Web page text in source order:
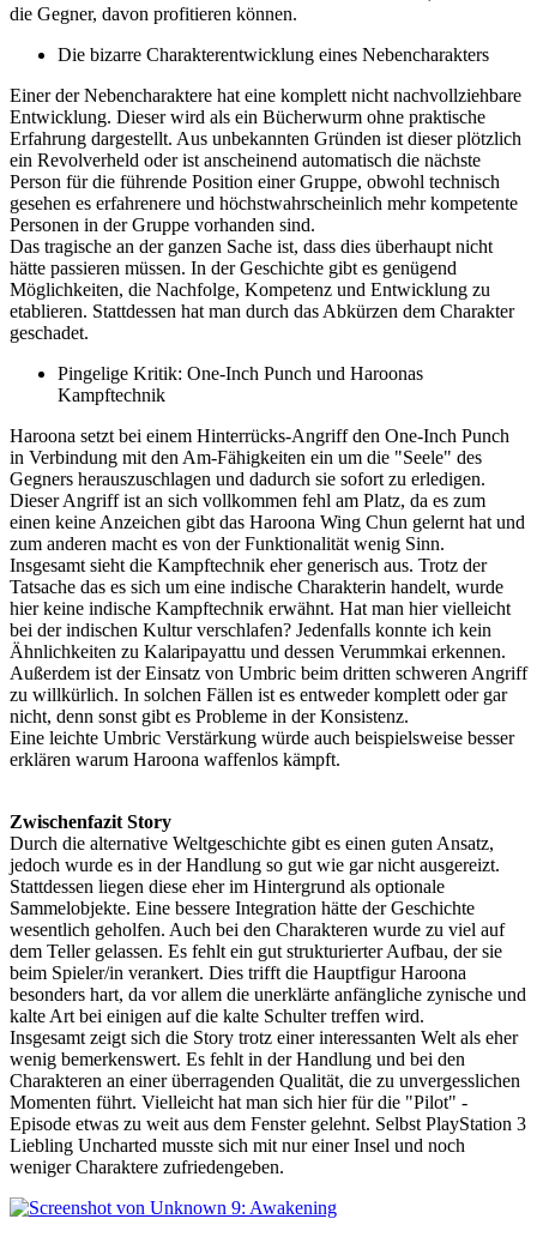
die Gegner, davon profitieren können.
Die bizarre Charakterentwicklung eines Nebencharakters
Einer der Nebencharaktere hat eine komplett nicht nachvollziehbare
Entwicklung. Dieser wird als ein Bücherwurm ohne praktische
Erfahrung dargestellt. Aus unbekannten Gründen ist dieser plötzlich
ein Revolverheld oder ist anscheinend automatisch die nächste
Person für die führende Position einer Gruppe, obwohl technisch
gesehen es erfahrenere und höchstwahrscheinlich mehr kompetente
Personen in der Gruppe vorhanden sind.
Das tragische an der ganzen Sache ist, dass dies überhaupt nicht
hätte passieren müssen. In der Geschichte gibt es genügend
Möglichkeiten, die Nachfolge, Kompetenz und Entwicklung zu
etablieren. Stattdessen hat man durch das Abkürzen dem Charakter
geschadet.
Pingelige Kritik: One-Inch Punch und Haroonas
Kampftechnik
Haroona setzt bei einem Hinterrücks-Angriff den One-Inch Punch
in Verbindung mit den Am-Fähigkeiten ein um die "Seele" des
Gegners herauszuschlagen und dadurch sie sofort zu erledigen.
Dieser Angriff ist an sich vollkommen fehl am Platz, da es zum
einen keine Anzeichen gibt das Haroona Wing Chun gelernt hat und
zum anderen macht es von der Funktionalität wenig Sinn.
Insgesamt sieht die Kampftechnik eher generisch aus. Trotz der
Tatsache das es sich um eine indische Charakterin handelt, wurde
hier keine indische Kampftechnik erwähnt. Hat man hier vielleicht
bei der indischen Kultur verschlafen? Jedenfalls konnte ich kein
Ähnlichkeiten zu Kalaripayattu und dessen Verummkai erkennen.
Außerdem ist der Einsatz von Umbric beim dritten schweren Angriff
zu willkürlich. In solchen Fällen ist es entweder komplett oder gar
nicht, denn sonst gibt es Probleme in der Konsistenz.
Eine leichte Umbric Verstärkung würde auch beispielsweise besser
erklären warum Haroona waffenlos kämpft.
Zwischenfazit Story
Durch die alternative Weltgeschichte gibt es einen guten Ansatz,
jedoch wurde es in der Handlung so gut wie gar nicht ausgereizt.
Stattdessen liegen diese eher im Hintergrund als optionale
Sammelobjekte. Eine bessere Integration hätte der Geschichte
wesentlich geholfen. Auch bei den Charakteren wurde zu viel auf
dem Teller gelassen. Es fehlt ein gut strukturierter Aufbau, der sie
beim Spieler/in verankert. Dies trifft die Hauptfigur Haroona
besonders hart, da vor allem die unerklärte anfängliche zynische und
kalte Art bei einigen auf die kalte Schulter treffen wird.
Insgesamt zeigt sich die Story trotz einer interessanten Welt als eher
wenig bemerkenswert. Es fehlt in der Handlung und bei den
Charakteren an einer überragenden Qualität, die zu unvergesslichen
Momenten führt. Vielleicht hat man sich hier für die "Pilot" -
Episode etwas zu weit aus dem Fenster gelehnt. Selbst PlayStation 3
Liebling Uncharted musste sich mit nur einer Insel und noch
weniger Charaktere zufriedengeben.